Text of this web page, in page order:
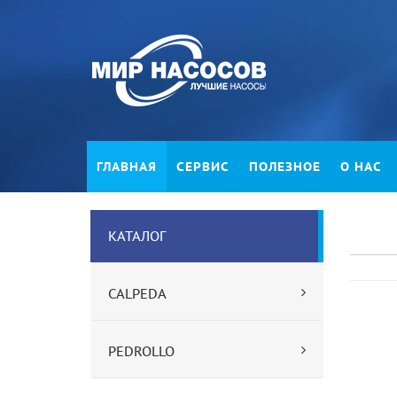
ГЛАВНАЯ СЕРВИС ПОЛЕЗНОЕ О НАС
КАТАЛОГ
CALPEDA
PEDROLLO